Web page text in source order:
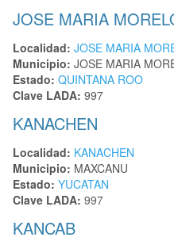
JOSE MARIA
Localidad: JOSE MARIA
Municipio: JOSE MARIA
Estado: QUINTANA ROO
Clave LADA: 997
KANACHEN
Localidad: KANACHEN
Municipio: MAXCANU
Estado: YUCATAN
Clave LADA: 997
KANCAB